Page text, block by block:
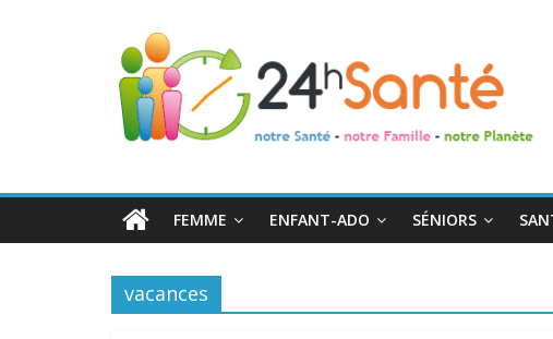
24h
Santé
toute
famille
FEMME ENFANT-ADO SÉNIORS
vacances